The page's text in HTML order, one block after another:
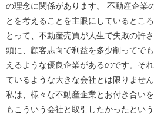
の理念に関係があります。 不動産企業
とを考えることを主眼にしているとこ
とって、不動産売買が人生で失敗の許
頭に、顧客志向で利益を多少削ってで
えるような優良企業があるのです。そ
ているような大きな会社とは限りません
私は、様々な不動産企業とお付き合い
もこういう会社と取引したかったとい